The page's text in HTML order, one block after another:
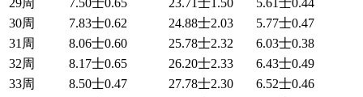
29周
7.50士0.65 23.71士1.50
5.61士0.44
30周
7.83士0.62 24.88士2.03
5.77士0.47
31周
8.06士0.60 25.78士2.32
6.03士0.38
32周
8.17士0.65 26.20士2.33
6.43士0.49
33周
8.50士0.47 27.78士2.30
6.52士0.46